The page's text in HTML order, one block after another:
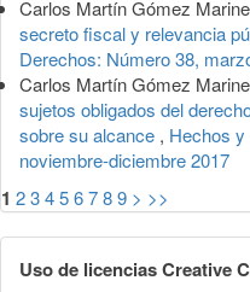
Carlos Martín Gómez
secreto fiscal y relevancia
Derechos: Número 38,
Carlos Martín Gómez
sujetos obligados del
sobre su alcance , Hechos
noviembre-diciembre 2017
1 23456789 > >>
Uso de licencias Creative